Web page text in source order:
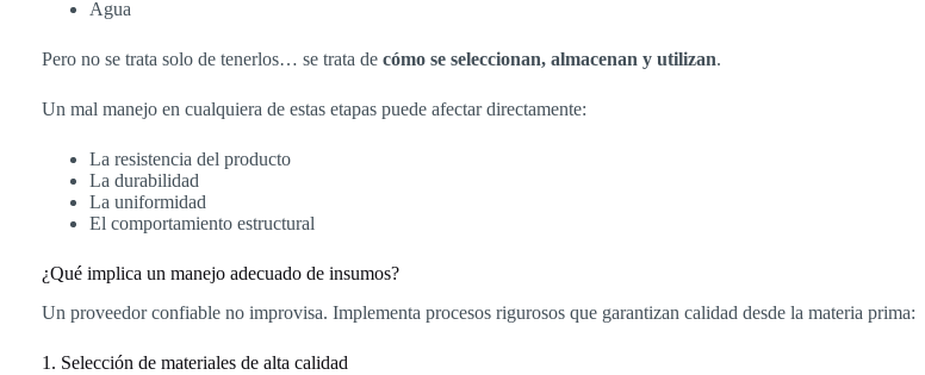
Agua
Pero no se trata solo de tenerlos… se trata de cómo se seleccionan, almacenan y utilizan.
Un mal manejo en cualquiera de estas etapas puede afectar directamente:
La resistencia del producto
La durabilidad
La uniformidad
El comportamiento estructural
¿Qué implica un manejo adecuado de insumos?
Un proveedor confiable no improvisa. Implementa procesos rigurosos que garantizan calidad desde la materia prima:
1. Selección de materiales de alta calidad